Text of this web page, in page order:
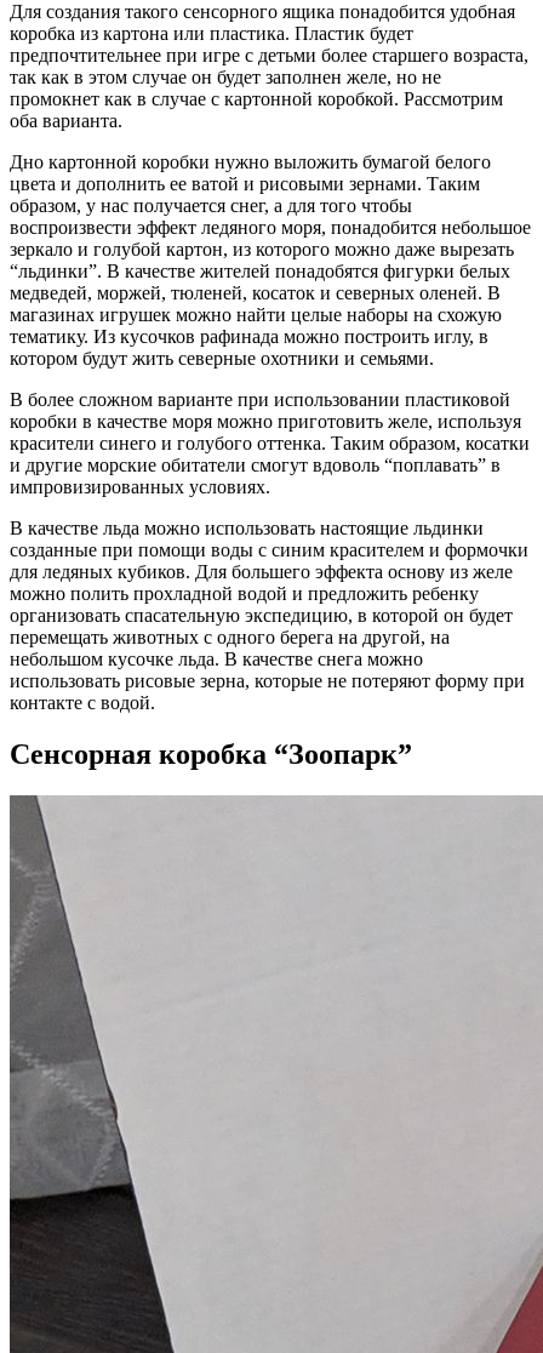
Для создания такого сенсорного ящика понадобится удобная
коробка из картона или пластика. Пластик будет
предпочтительнее при игре с детьми более старшего возраста,
так как в этом случае он будет заполнен желе, но не
промокнет как в случае с картонной коробкой. Рассмотрим
оба варианта.
Дно картонной коробки нужно выложить бумагой белого
цвета и дополнить ее ватой и рисовыми зернами. Таким
образом, у нас получается снег, а для того чтобы
воспроизвести эффект ледяного моря, понадобится небольшое
зеркало и голубой картон, из которого можно даже вырезать
“льдинки”. В качестве жителей понадобятся фигурки белых
медведей, моржей, тюленей, косаток и северных оленей. В
магазинах игрушек можно найти целые наборы на схожую
тематику. Из кусочков рафинада можно построить иглу, в
котором будут жить северные охотники и семьями.
В более сложном варианте при использовании пластиковой
коробки в качестве моря можно приготовить желе, используя
красители синего и голубого оттенка. Таким образом, косатки
и другие морские обитатели смогут вдоволь “поплавать” в
импровизированных условиях.
В качестве льда можно использовать настоящие льдинки
созданные при помощи воды с синим красителем и формочки
для ледяных кубиков. Для большего эффекта основу из желе
можно полить прохладной водой и предложить ребенку
организовать спасательную экспедицию, в которой он будет
перемещать животных с одного берега на другой, на
небольшом кусочке льда. В качестве снега можно
использовать рисовые зерна, которые не потеряют форму при
контакте с водой.
Сенсорная коробка “Зоопарк”